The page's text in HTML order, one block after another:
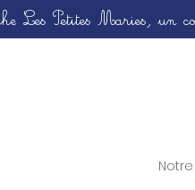
Les Petites Maries, un